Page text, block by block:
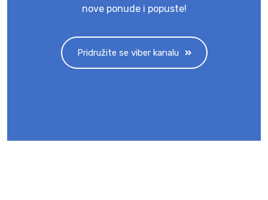
nove ponude i popuste!
Pridružite se viber kanalu